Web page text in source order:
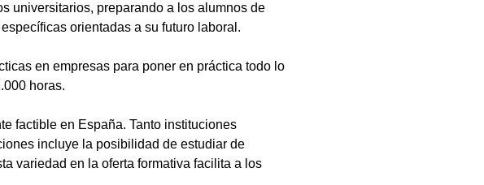
universitarios, preparando a los alumnos de
orientadas a su futuro laboral.
en empresas para poner en práctica todo lo
horas.
factible en España. Tanto instituciones
incluye la posibilidad de estudiar de
variedad en la oferta formativa facilita a los